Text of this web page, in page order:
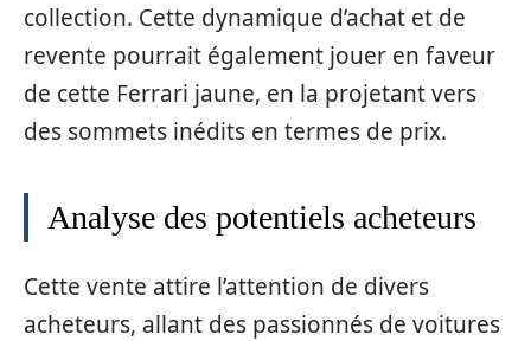
collection. Cette dynamique d’achat et de
revente pourrait également jouer en faveur
de cette Ferrari jaune, en la projetant vers
des sommets inédits en termes de prix.
Analyse des potentiels acheteurs
Cette vente attire l’attention de divers
acheteurs, allant des passionnés de voitures